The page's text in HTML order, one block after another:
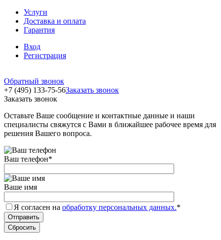
Услуги
Доставка и оплата
Гарантия
Вход
Регистрация
Обратный звонок
+7 (495) 133-75-56Заказать звонок
Заказать звонок
Оставьте Ваше сообщение и контактные данные и наши
специалисты свяжутся с Вами в ближайшее рабочее время для
решения Вашего вопроса.
Ваш телефон*
Ваше имя
Я согласен на обработку персональных данных.*